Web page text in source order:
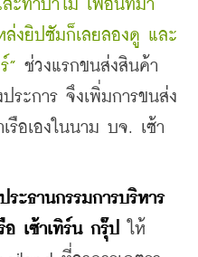
ะทำป่าไม้ เพื่อนที่มา
ล่งยิปซัมก็เลยลองดู และ
” ช่วงแรกขนส่งสินค้า
ระการ จึงเพิ่มการขนส่ง
รือเองในนาม บจ. เซ้า
ะธานกรรมการบริหาร
เซ้าเทิร์น กรุ๊ป
ให้